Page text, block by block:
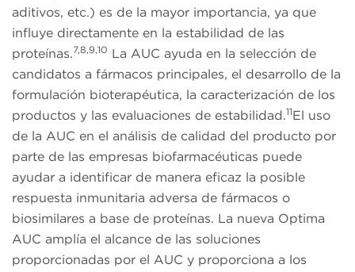
aditivos, etc.) es de la mayor importancia, ya que
influye directamente en la estabilidad de las
proteínas.7,8,9,10 La AUC ayuda en la selección de
candidatos a fármacos principales, el desarrollo de la
formulación bioterapéutica, la caracterización de los
productos y las evaluaciones de estabilidad.11El uso
de la AUC en el análisis de calidad del producto por
parte de las empresas biofarmacéuticas puede
ayudar a identificar de manera eficaz la posible
respuesta inmunitaria adversa de fármacos o
biosimilares a base de proteínas. La nueva Optima
AUC amplía el alcance de las soluciones
proporcionadas por el AUC y proporciona a los